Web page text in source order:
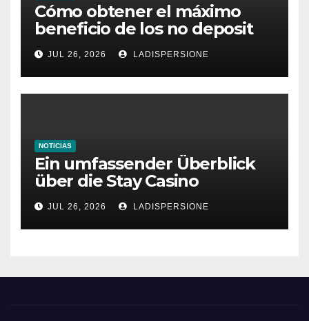
Cómo obtener el máximo
beneficio de los no deposit
bonus codes de roby casino
JUL 26, 2026 LADISPERSIONE
NOTICIAS
Ein umfassender Überblick
über die Stay Casino
Bonusbedingungen
JUL 26, 2026 LADISPERSIONE